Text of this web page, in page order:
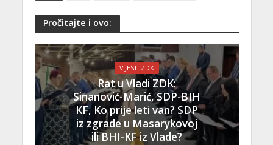
Pročitajte i ovo:
VIJESTI ZDK
Rat u Vladi ZDK:
Sinanović-Marić, SDP-BIH
KF, Ko prije leti van? SDP
iz zgrade u Masarykovoj
ili BHI-KF iz Vlade?